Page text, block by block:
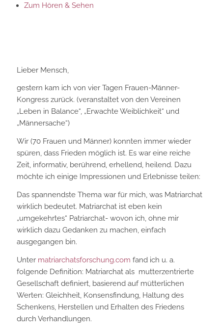
Zum Hören & Sehen
Lieber Mensch,
gestern kam ich von vier Tagen Frauen-Männer-
Kongress zurück. (veranstaltet von den Vereinen
„Leben in Balance“, „Erwachte Weiblichkeit“ und
„Männersache“)
Wir (70 Frauen und Männer) konnten immer wieder
spüren, dass Frieden möglich ist. Es war eine reiche
Zeit, informativ, berührend, erhellend, heilend. Dazu
möchte ich einige Impressionen und Erlebnisse teilen:
Das spannendste Thema war für mich, was Matriarchat
wirklich bedeutet. Matriarchat ist eben kein
„umgekehrtes“ Patriarchat- wovon ich, ohne mir
wirklich dazu Gedanken zu machen, einfach
ausgegangen bin.
Unter matriarchatsforschung.com fand ich u. a.
folgende Definition: Matriarchat als mutterzentrierte
Gesellschaft definiert, basierend auf mütterlichen
Werten: Gleichheit, Konsensfindung, Haltung des
Schenkens, Herstellen und Erhalten des Friedens
durch Verhandlungen.